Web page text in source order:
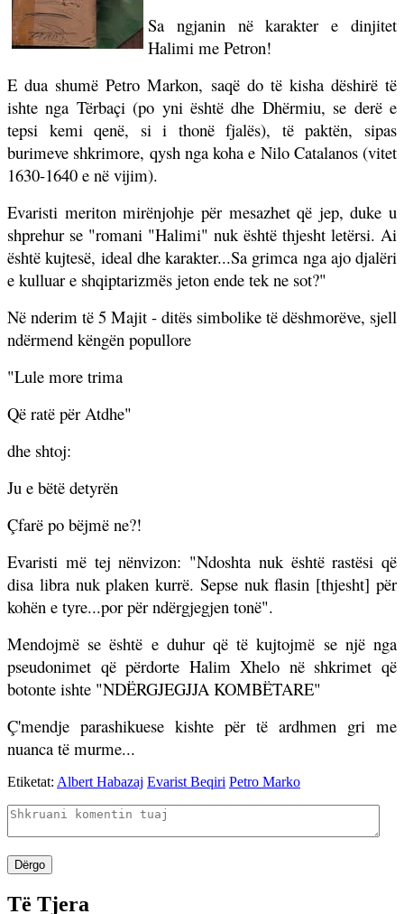
Sa ngjanin në karakter e dinjitet
Halimi me Petron!
E dua shumë Petro Markon, saqë do të kisha dëshirë të
ishte nga Tërbaçi (po yni është dhe Dhërmiu, se derë e
tepsi kemi qenë, si i thonë fjalës), të paktën, sipas
burimeve shkrimore, qysh nga koha e Nilo Catalanos (vitet
1630-1640 e në vijim).
Evaristi meriton mirënjohje për mesazhet që jep, duke u
shprehur se "romani "Halimi" nuk është thjesht letërsi. Ai
është kujtesë, ideal dhe karakter...Sa grimca nga ajo djalëri
e kulluar e shqiptarizmës jeton ende tek ne sot?"
Në nderim të 5 Majit - ditës simbolike të dëshmorëve, sjell
ndërmend këngën popullore
"Lule more trima
Që ratë për Atdhe"
dhe shtoj:
Ju e bëtë detyrën
Çfarë po bëjmë ne?!
Evaristi më tej nënvizon: "Ndoshta nuk është rastësi që
disa libra nuk plaken kurrë. Sepse nuk flasin [thjesht] për
kohën e tyre...por për ndërgjegjen tonë".
Mendojmë se është e duhur që të kujtojmë se një nga
pseudonimet që përdorte Halim Xhelo në shkrimet që
botonte ishte "NDËRGJEGJJA KOMBËTARE"
Ç'mendje parashikuese kishte për të ardhmen gri me
nuanca të murme...
Etiketat: Albert Habazaj Evarist Beqiri Petro Marko
Dërgo
Të Tjera